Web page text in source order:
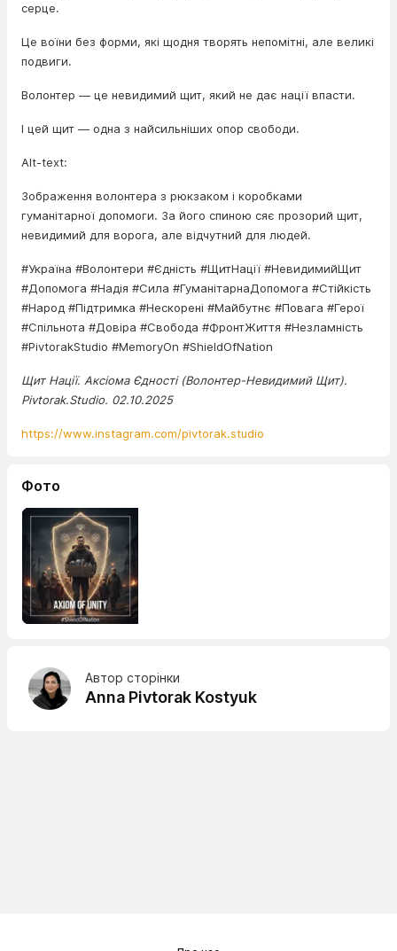
серце.
Це воїни без форми, які щодня творять непомітні, але великі
подвиги.
Волонтер — це невидимий щит, який не дає нації впасти.
І цей щит — одна з найсильніших опор свободи.
Alt-text:
Зображення волонтера з рюкзаком і коробками
гуманітарної допомоги. За його спиною сяє прозорий щит,
невидимий для ворога, але відчутний для людей.
#Україна #Волонтери #Єдність #ЩитНації #НевидимийЩит
#Допомога #Надія #Сила #ГуманітарнаДопомога #Стійкість
#Народ #Підтримка #Нескорені #Майбутнє #Повага #Герої
#Спільнота #Довіра #Свобода #ФронтЖиття #Незламність
#PivtorakStudio #MemoryOn #ShieldOfNation
Щит Нації. Аксіома Єдності (Волонтер-Невидимий Щит).
Pivtorak.Studio. 02.10.2025
https://www.instagram.com/pivtorak.studio
Фото
Автор сторінки
Anna Pivtorak Kostyuk